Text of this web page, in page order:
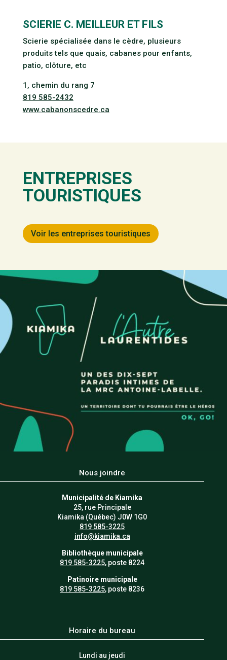
SCIERIE C. MEILLEUR ET FILS
Scierie spécialisée dans le cèdre, plusieurs
produits tels que quais, cabanes pour enfants,
patio, clôture, etc
1, chemin du rang 7
819 585-2432
www.cabanonscedre.ca
ENTREPRISES
TOURISTIQUES
Voir les entreprises touristiques
Nous joindre
Municipalité de Kiamika
25, rue Principale
Kiamika (Québec) J0W 1G0
819 585-3225
info@kiamika.ca
Bibliothèque municipale
819 585-3225, poste 8224
Patinoire municipale
819 585-3225, poste 8236
Horaire du bureau
Lundi au jeudi